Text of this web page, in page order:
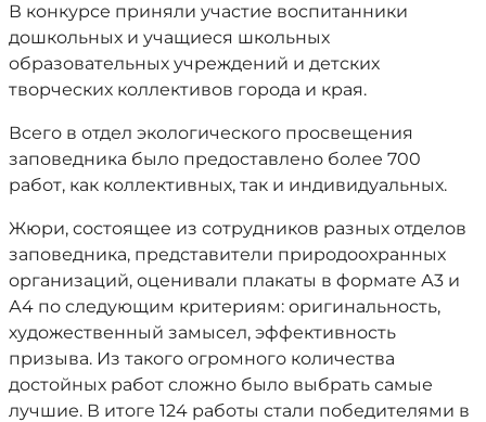
В конкурсе приняли участие воспитанники
дошкольных и учащиеся школьных
образовательных учреждений и детских
творческих коллективов города и края.
Всего в отдел экологического просвещения
заповедника было предоставлено более 700
работ, как коллективных, так и индивидуальных.
Жюри, состоящее из сотрудников разных отделов
заповедника, представители природоохранных
организаций, оценивали плакаты в формате А3 и
А4 по следующим критериям: оригинальность,
художественный замыcел, эффективность
призыва. Из такого огромного количества
достойных работ сложно было выбрать самые
лучшие. В итоге 124 работы стали победителями в